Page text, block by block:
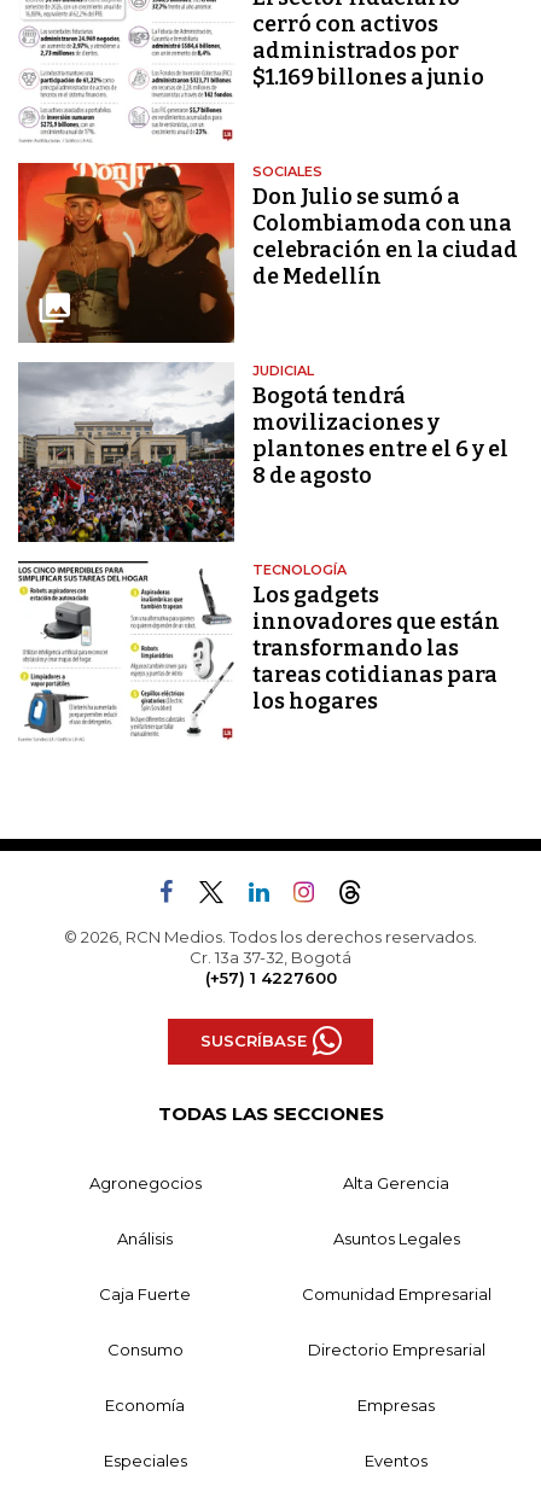
cerró con activos
administrados por
$1.169 billones a junio
SOCIALES
Don Julio se sumó a
Colombiamoda con una
celebración en la ciudad
de Medellín
JUDICIAL
Bogotá tendrá
movilizaciones y
plantones entre el 6 y el
8 de agosto
TECNOLOGÍA
Los gadgets
innovadores que están
transformando las
tareas cotidianas para
los hogares
© 2026, RCN Medios. Todos los derechos reservados.
Cr. 13a 37-32, Bogotá
(+57) 1 4227600
SUSCRÍBASE
TODAS LAS SECCIONES
Agronegocios Alta Gerencia
Análisis Asuntos Legales
Caja Fuerte Comunidad Empresarial
Consumo Directorio Empresarial
Economía Empresas
Especiales Eventos